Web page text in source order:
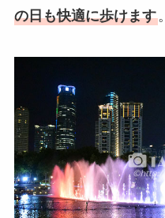
の日も快適に歩けます。